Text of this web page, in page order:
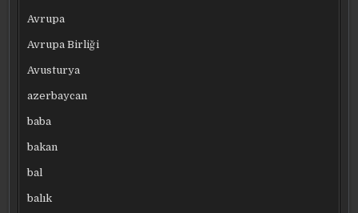
Avrupa
Avrupa Birliği
Avusturya
azerbaycan
baba
bakan
bal
balık